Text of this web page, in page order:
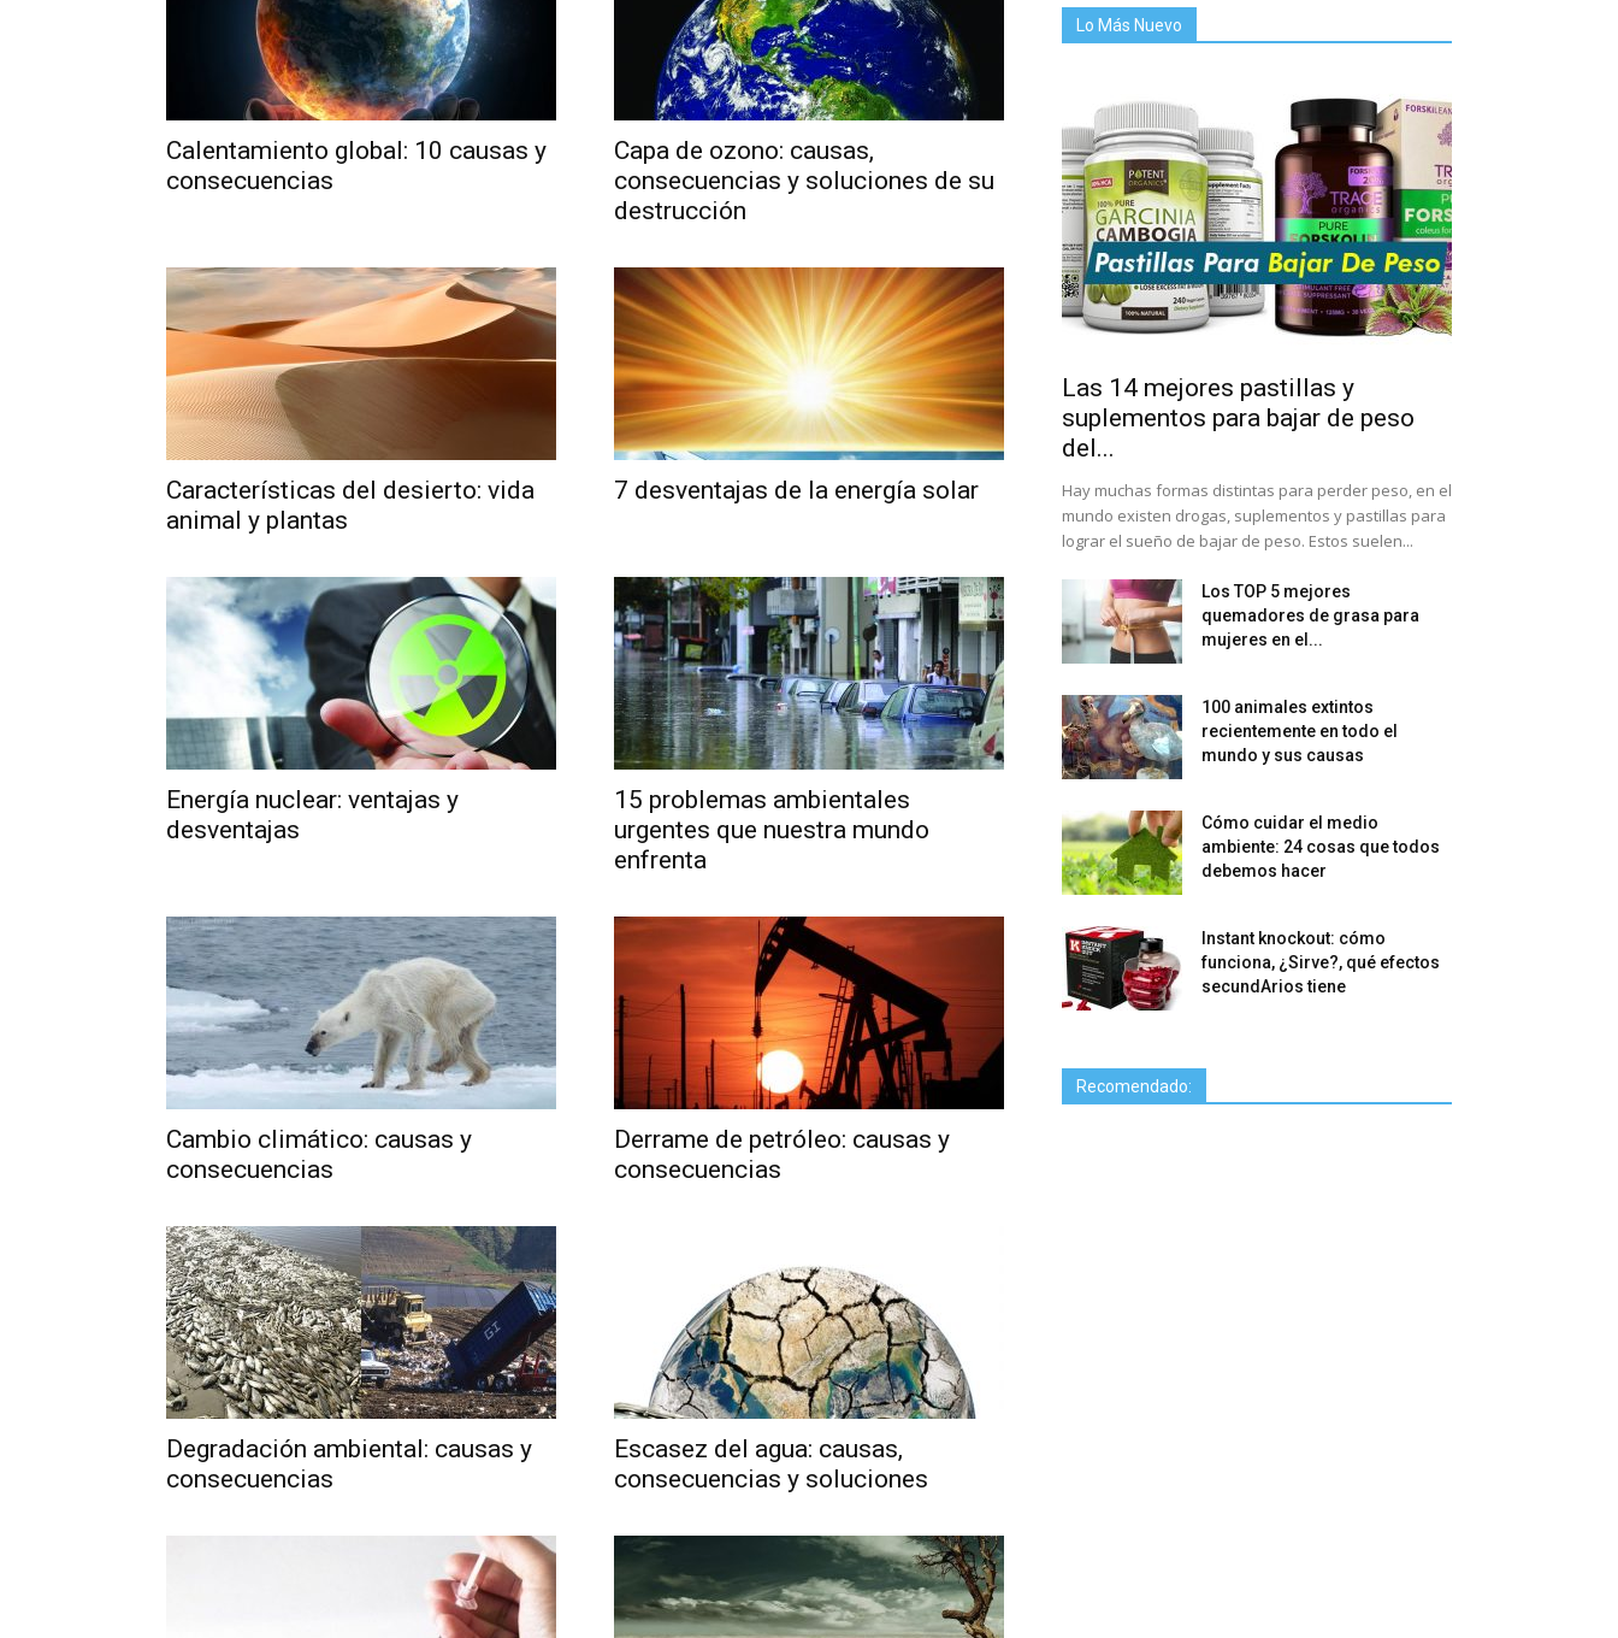
Calentamiento global: 10 causas y
consecuencias
Capa de ozono: causas,
consecuencias y soluciones de su
destrucción
Características del desierto: vida
animal y plantas
7 desventajas de la energía solar
Energía nuclear: ventajas y
desventajas
15 problemas ambientales
urgentes que nuestra mundo
enfrenta
Cambio climático: causas y
consecuencias
Derrame de petróleo: causas y
consecuencias
Degradación ambiental: causas y
consecuencias
Escasez del agua: causas,
consecuencias y soluciones
Lo Más Nuevo
Las 14 mejores pastillas y
suplementos para bajar de peso
del...
Hay muchas formas distintas para perder peso, en el
mundo existen drogas, suplementos y pastillas para
lograr el sueño de bajar de peso. Estos suelen...
Los TOP 5 mejores
quemadores de grasa para
mujeres en el...
100 animales extintos
recientemente en todo el
mundo y sus causas
Cómo cuidar el medio
ambiente: 24 cosas que todos
debemos hacer
Instant knockout: cómo
funciona, ¿Sirve?, qué efectos
secundArios tiene
Recomendado: